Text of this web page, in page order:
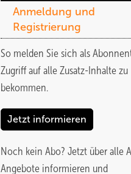
Anmeldung und
Registrierung
So melden Sie sich als
Zugriff auf alle Zusatz-Inhalte zu
bekommen.
Jetzt informieren
Noch kein Abo? Jetzt über alle
Angebote informieren und